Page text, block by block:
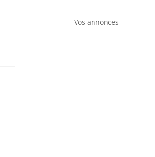
Vos annonces